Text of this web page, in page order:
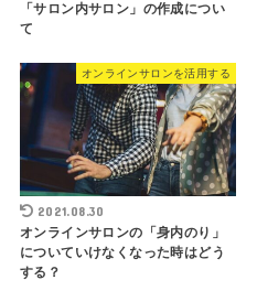
「サロン内サロン」の作成につい
て
オンラインサロンを活用する
2021.08.30
オンラインサロンの「身内のり」
についていけなくなった時はどう
する？